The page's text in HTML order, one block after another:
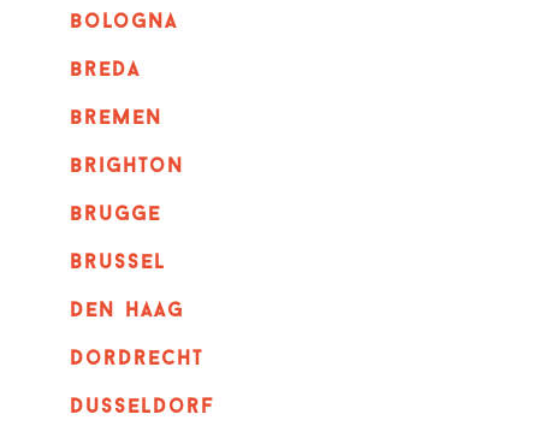
bologna
breda
bremen
brighton
brugge
Brussel
Den haag
dordrecht
dusseldorf